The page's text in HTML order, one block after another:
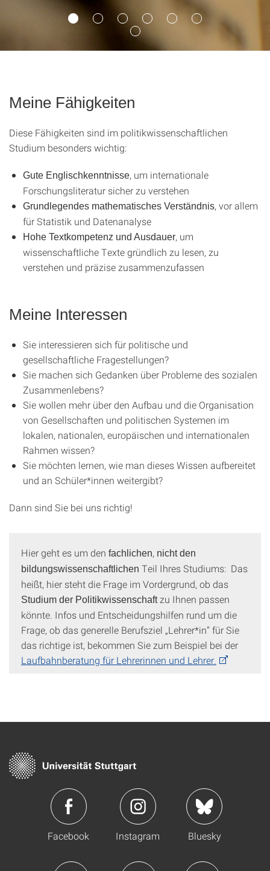
Meine Fähigkeiten
Diese Fähigkeiten sind im politikwissenschaftlichen
Studium besonders wichtig:
Gute Englischkenntnisse, um internationale
Forschungsliteratur sicher zu verstehen
Grundlegendes mathematisches Verständnis, vor allem
für Statistik und Datenanalyse
Hohe Textkompetenz und Ausdauer, um
wissenschaftliche Texte gründlich zu lesen, zu
verstehen und präzise zusammenzufassen
Meine Interessen
Sie interessieren sich für politische und
gesellschaftliche Fragestellungen?
Sie machen sich Gedanken über Probleme des sozialen
Zusammenlebens?
Sie wollen mehr über den Aufbau und die Organisation
von Gesellschaften und politischen Systemen im
lokalen, nationalen, europäischen und internationalen
Rahmen wissen?
Sie möchten lernen, wie man dieses Wissen aufbereitet
und an Schüler*innen weitergibt?
Dann sind Sie bei uns richtig!
Hier geht es um den fachlichen, nicht den
bildungswissenschaftlichen Teil Ihres Studiums: Das
heißt, hier steht die Frage im Vordergrund, ob das
Studium der Politikwissenschaftzu Ihnen passen
könnte. Infos und Entscheidungshilfen rund um die
Frage, ob das generelle Berufsziel „Lehrer*in” für Sie
das richtige ist, bekommen Sie zum Beispiel bei der
Laufbahnberatung für Lehrerinnen und Lehrer.
Facebook Instagram Bluesky